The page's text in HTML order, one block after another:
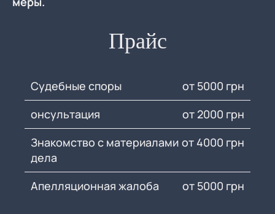
Прайс
Судебные споры
от 5000 грн
онсультация
от 2000 грн
Знакомство с материалами
дела
от 4000 грн
Апелляционная жалоба от 5000 грн